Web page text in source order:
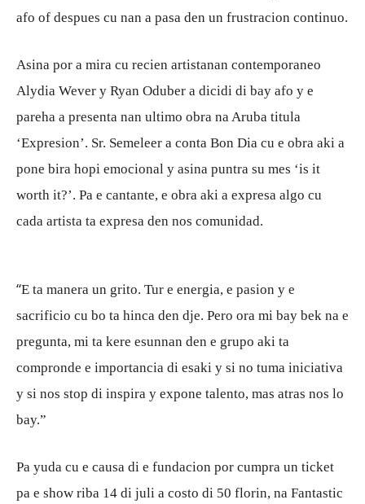
afo of despues cu nan a pasa den un frustracion continuo.
Asina por a mira cu recien artistanan contemporaneo
Alydia Wever y Ryan Oduber a dicidi di bay afo y e
pareha a presenta nan ultimo obra na Aruba titula
‘Expresion’. Sr. Semeleer a conta Bon Dia cu e obra aki a
pone bira hopi emocional y asina puntra su mes ‘is it
worth it?’. Pa e cantante, e obra aki a expresa algo cu
cada artista ta expresa den nos comunidad.
“E ta manera un grito. Tur e energia, e pasion y e
sacrificio cu bo ta hinca den dje. Pero ora mi bay bek na e
pregunta, mi ta kere esunnan den e grupo aki ta
compronde e importancia di esaki y si no tuma iniciativa
y si nos stop di inspira y expone talento, mas atras nos lo
bay.”
Pa yuda cu e causa di e fundacion por cumpra un ticket
pa e show riba 14 di juli a costo di 50 florin, na Fantastic